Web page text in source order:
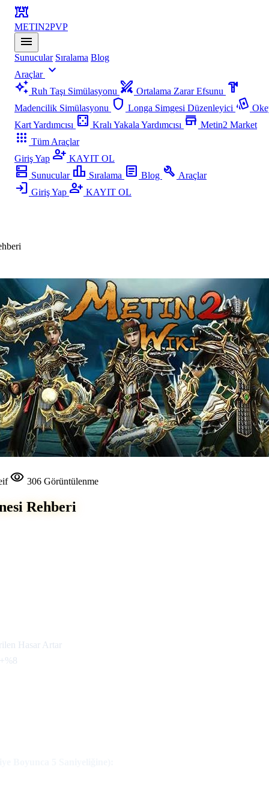
fort
METIN2PVP
menu
Sunucular Sıralama Blog
Araçlar expand_more
auto_awesome Ruh Taşı Simülasyonu swords Ortalama Zarar Efsunu hardware
Madencilik Simülasyonu shield Longa Simgesi Düzenleyici playing_cards
Kart Yardımcısı casino Kralı Yakala Yardımcısı store Metin2 Market
apps Tüm Araçlar
Giriş Yap person_add KAYIT OL
dns Sunucular leaderboard Sıralama article Blog build Araçlar
login Giriş Yap person_add KAYIT OL
visibility 306 Görüntülenme
Rehberi
Hasar Artar